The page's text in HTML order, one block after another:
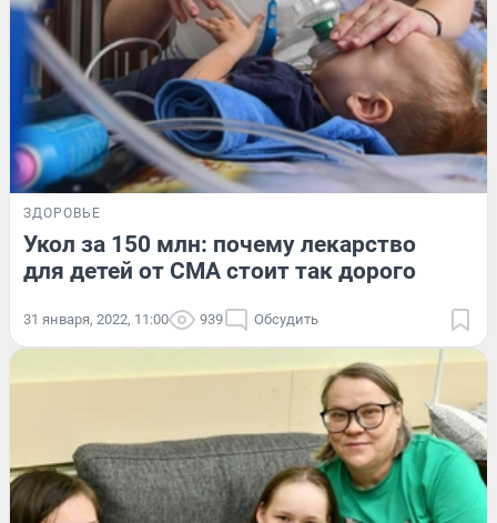
ЗДОРОВЬЕ
Укол за 150 млн: почему лекарство
для детей от СМА стоит так дорого
31 января, 2022, 11:00 939 Обсудить